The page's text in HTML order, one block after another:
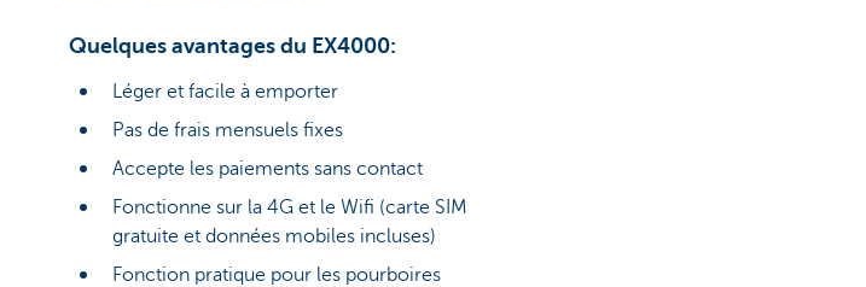
Quelques avantages du EX4000:
Léger et facile à emporter
Pas de frais mensuels fixes
Accepte les paiements sans contact
Fonctionne sur la 4G et le Wifi (carte SIM
gratuite et données mobiles incluses)
Fonction pratique pour les pourboires